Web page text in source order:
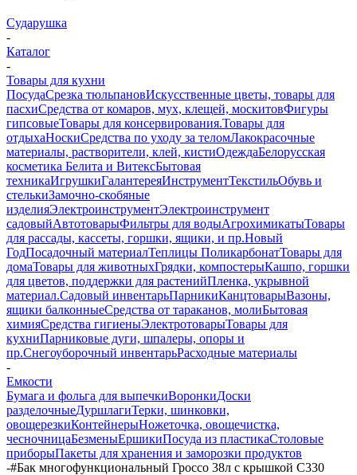
Сударушка
-
Каталог
-
Товары для кухни
ПосудаСрезка тюльпановИскусственные цветы, товары для
пасхиСредства от комаров, мух, клещей, москитовФигуры
гипсовыеТовары для консервирования.Товары для
отдыхаНоскиСредства по уходу за теломЛакокрасочные
материалы, растворители, клей, кистиОдеждаБелорусская
косметика Белита и ВитексБытовая
техникаИгрушкиГалантереяИнструментТекстильОбувь и
стелькиЗамочно-скобяные
изделияЭлектроинструментЭлектроинструмент
садовыйАвтотоварыФильтры для водыАгрохимикатыТовары
для рассады, кассеты, горшки, ящики, и пр.Новый
ГодПосадочный материалТеплицы ПоликарбонатТовары для
домаТовары для животныхГрядки, компостерыКашпо, горшки
для цветов, поддержки для растенийПленка, укрывной
материал.Садовый инвентарьПарникиКанцтоварыВазоны,
ящики балконныеСредства от тараканов, молиБытовая
химияСредства гигиеныЭлектротоварыТовары для
кухниПарниковые дуги, шпалеры, опоры и
пр.Снегоуборочный инвентарьРасходные материалы
-
Емкости
Бумага и фольга для выпечкиВоронкиДоски
разделочныеДуршлагиТерки, шинковки,
овощерезкиКонтейнерыНожеточка, овощечистка,
чесночницаБезменыЕршикиПосуда из пластикаСтоловые
приборыПакеты для хранения и заморозки продуктов
-#Бак многофункциональный Гроссо 38л с крышкой С330